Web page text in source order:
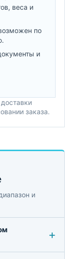
веса и
по
и
заказа.
и